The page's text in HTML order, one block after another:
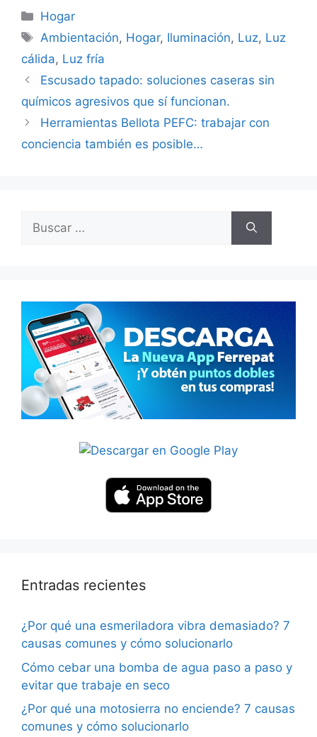
Categorías
Hogar
Etiquetas
Ambientación, Hogar, Iluminación, Luz, Luz
cálida, Luz fría
Escusado tapado: soluciones caseras sin
químicos agresivos que sí funcionan.
Herramientas Bellota PEFC: trabajar con
conciencia también es posible…
Buscar:
Entradas recientes
¿Por qué una esmeriladora vibra demasiado? 7
causas comunes y cómo solucionarlo
Cómo cebar una bomba de agua paso a paso y
evitar que trabaje en seco
¿Por qué una motosierra no enciende? 7 causas
comunes y cómo solucionarlo